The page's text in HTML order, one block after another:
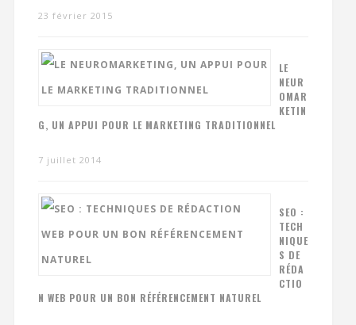
23 février 2015
LE
NEUR
OMAR
KETIN
G, UN APPUI POUR LE MARKETING TRADITIONNEL
7 juillet 2014
SEO :
TECH
NIQUE
S DE
RÉDA
CTIO
N WEB POUR UN BON RÉFÉRENCEMENT NATUREL